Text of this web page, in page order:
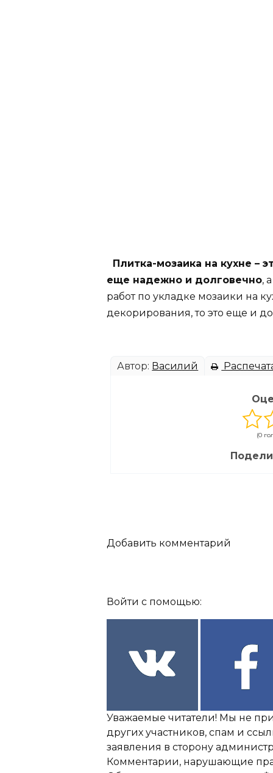
Плитка-мозаика на кухне –
еще надежно и долговечно,
работ по укладке мозаики на
декорирования, то это еще и
Автор: Василий
(0
Добавить комментарий
Войти с помощью:
Уважаемые читатели! Мы не
других участников, спам и
заявления в сторону
Комментарии, нарушающие